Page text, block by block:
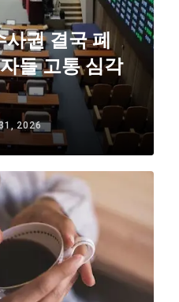
권 결국 폐
들 고통 심각
2026